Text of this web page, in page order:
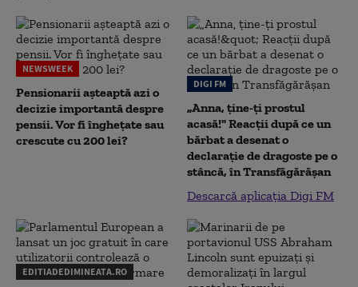
NEWSWEEK
Pensionarii așteaptă azi o
decizie importantă despre
pensii. Vor fi înghețate sau
crescute cu 200 lei?
DIGI FM
„Anna, ţine-ţi prostul
acasă!" Reacţii după ce un
bărbat a desenat o
declaraţie de dragoste pe o
stâncă, în Transfăgărăşan
Descarcă aplicația Digi FM
EDITIADEDIMINEATA.RO